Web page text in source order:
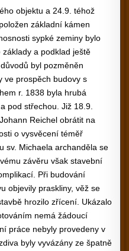
objektu a 24.9. téhož
základní kámen
sypké zeminy bylo
a podklad ještě
byl pozměněn
ve prospěch budovy s
r. 1838 byla hrubá
pod střechou. Již 18.9.
Reichel obrátit na
o vysvěcení téměř
sv. Michaela archanděla se
závěru však stavební
Při budování
objevily praskliny, věž se
hrozilo zřícení. Ukázalo
nemá žádoucí
práce nebyly provedeny v
byly vyvázány ze špatně